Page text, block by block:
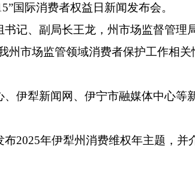
国际消费者权益日新闻发布会。
书记、副局长王龙 ，州市场监督管理
州市场监管领域消费者保护工作相
、伊犁新闻网、伊宁市融媒体中心等
布2025年伊犁州消费维权年主题，并